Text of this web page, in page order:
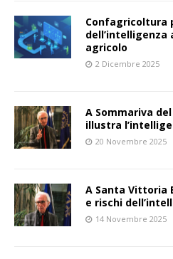
Confagricoltura
agricolo
2 Dicembre 2025
A Sommariva
illustra
20 Novembre 2025
A Santa Vittoria
e rischi
14 Novembre 2025